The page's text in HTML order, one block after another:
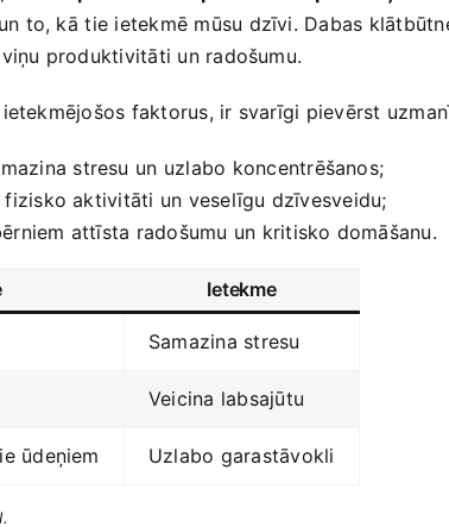
to, kā ⁢tie ietekmē mūsu dzīvi. Dabas
produktivitāti un radošumu.
faktorus, ir svarīgi pievērst
stresu ⁣un uzlabo koncentrēšanos;
fizisko aktivitāti un veselīgu dzīvesveidu;
attīsta radošumu un kritisko domāšanu.
Ietekme
Samazina stresu
Veicina labsajūtu
ūdeņiem Uzlabo garastāvokli